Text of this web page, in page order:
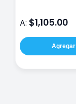
A: $1,105.00
Agregar